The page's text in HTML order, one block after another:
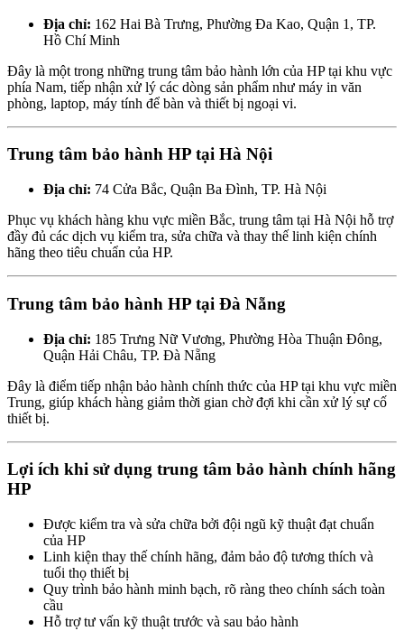
Địa chỉ: 162 Hai Bà Trưng, Phường Đa Kao, Quận 1, TP.
Hồ Chí Minh
Đây là một trong những trung tâm bảo hành lớn của HP tại khu vực
phía Nam, tiếp nhận xử lý các dòng sản phẩm như máy in văn
phòng, laptop, máy tính để bàn và thiết bị ngoại vi.
Trung tâm bảo hành HP tại Hà Nội
Địa chỉ: 74 Cửa Bắc, Quận Ba Đình, TP. Hà Nội
Phục vụ khách hàng khu vực miền Bắc, trung tâm tại Hà Nội hỗ trợ
đầy đủ các dịch vụ kiểm tra, sửa chữa và thay thế linh kiện chính
hãng theo tiêu chuẩn của HP.
Trung tâm bảo hành HP tại Đà Nẵng
Địa chỉ: 185 Trưng Nữ Vương, Phường Hòa Thuận Đông,
Quận Hải Châu, TP. Đà Nẵng
Đây là điểm tiếp nhận bảo hành chính thức của HP tại khu vực miền
Trung, giúp khách hàng giảm thời gian chờ đợi khi cần xử lý sự cố
thiết bị.
Lợi ích khi sử dụng trung tâm bảo hành chính hãng
HP
Được kiểm tra và sửa chữa bởi đội ngũ kỹ thuật đạt chuẩn
của HP
Linh kiện thay thế chính hãng, đảm bảo độ tương thích và
tuổi thọ thiết bị
Quy trình bảo hành minh bạch, rõ ràng theo chính sách toàn
cầu
Hỗ trợ tư vấn kỹ thuật trước và sau bảo hành